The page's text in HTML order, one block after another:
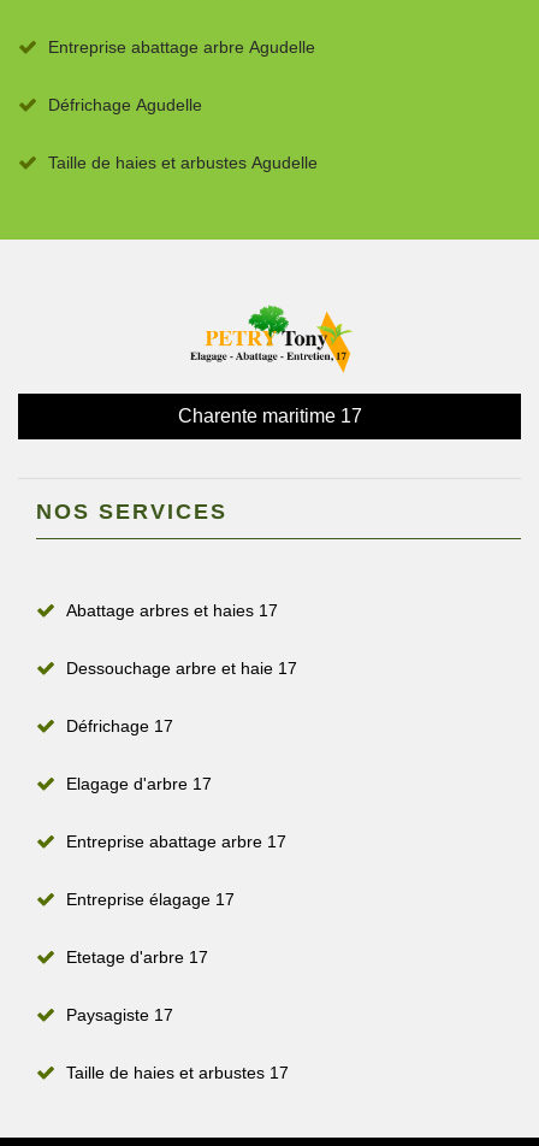
Entreprise abattage arbre Agudelle
Défrichage Agudelle
Taille de haies et arbustes Agudelle
Charente maritime 17
NOS SERVICES
Abattage arbres et haies 17
Dessouchage arbre et haie 17
Défrichage 17
Elagage d'arbre 17
Entreprise abattage arbre 17
Entreprise élagage 17
Etetage d'arbre 17
Paysagiste 17
Taille de haies et arbustes 17